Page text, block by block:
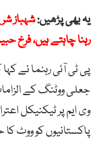
یہ بھی پڑھیں:شہباز
رہنا چاہتے ہیں، فرخ
پی ٹی آئی رہنما نے
جعلی ووٹنگ کے
وی ایم پر ٹیکنیکل
پاکستانیوں کو ووٹ